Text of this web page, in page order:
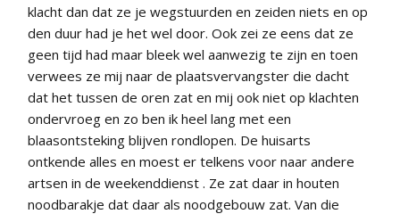
klacht dan dat ze je wegstuurden en zeiden niets en op
den duur had je het wel door. Ook zei ze eens dat ze
geen tijd had maar bleek wel aanwezig te zijn en toen
verwees ze mij naar de plaatsvervangster die dacht
dat het tussen de oren zat en mij ook niet op klachten
ondervroeg en zo ben ik heel lang met een
blaasontsteking blijven rondlopen. De huisarts
ontkende alles en moest er telkens voor naar andere
artsen in de weekenddienst . Ze zat daar in houten
noodbarakje dat daar als noodgebouw zat. Van die